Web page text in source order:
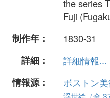
the series
Fuji
制作年：
1830-31
詳細：
詳細情報...
情報源：
ボストン
浮世絵（全